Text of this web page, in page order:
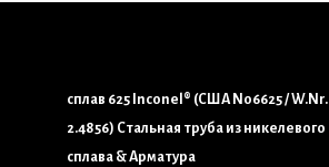
сплав 625 Inconel® (США N06625 / W.Nr.
2.4856) Стальная труба из никелевого
сплава & Арматура